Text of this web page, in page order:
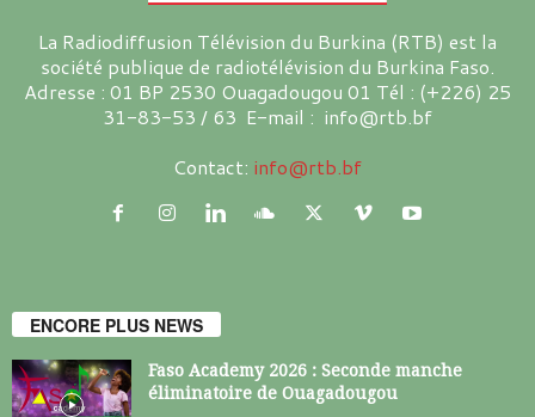
La Radiodiffusion Télévision du Burkina (RTB) est la
société publique de radiotélévision du Burkina Faso.
Adresse : 01 BP 2530 Ouagadougou 01 Tél : (+226) 25
31-83-53 / 63 E-mail : info@rtb.bf
Contact: info@rtb.bf
ENCORE PLUS NEWS
Faso Academy 2026 : Seconde manche
éliminatoire de Ouagadougou